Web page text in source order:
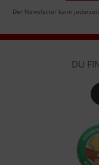
Der Newsletter kann
DU